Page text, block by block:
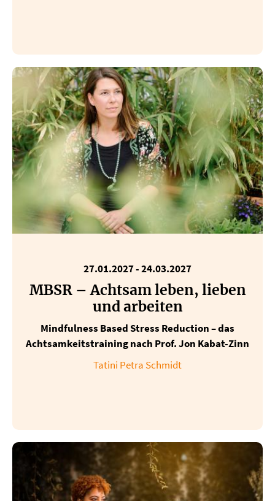
27.01.2027 - 24.03.2027
MBSR – Achtsam leben, lieben
und arbeiten
Mindfulness Based Stress Reduction – das
Achtsamkeitstraining nach Prof. Jon Kabat-Zinn
Tatini Petra Schmidt